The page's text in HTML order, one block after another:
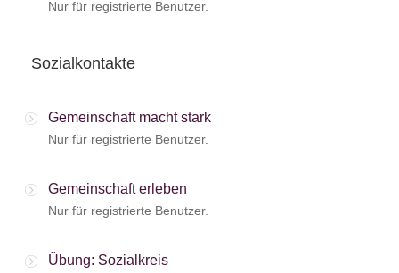
Nur für registrierte Benutzer.
Sozialkontakte
Gemeinschaft macht stark
Nur für registrierte Benutzer.
Gemeinschaft erleben
Nur für registrierte Benutzer.
Übung: Sozialkreis